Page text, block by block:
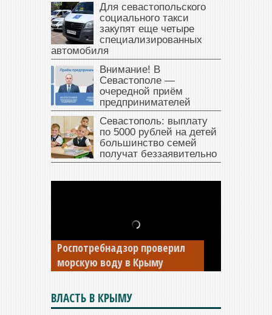
Для севастопольского
социального такси
закупят еще четыре
специализированных
автомобиля
Внимание! В
Севастополе —
очередной приём
предпринимателей
Севастополь: выплату
по 5000 рублей на детей
большинство семей
получат беззаявительно
Роспотребнадзор проверил
морскую воду в Крыму
В Крыму у жителя Саки
изъяли автомобиль —
накопил долги по штрафам
ГИБДД
ВЛАСТЬ В КРЫМУ